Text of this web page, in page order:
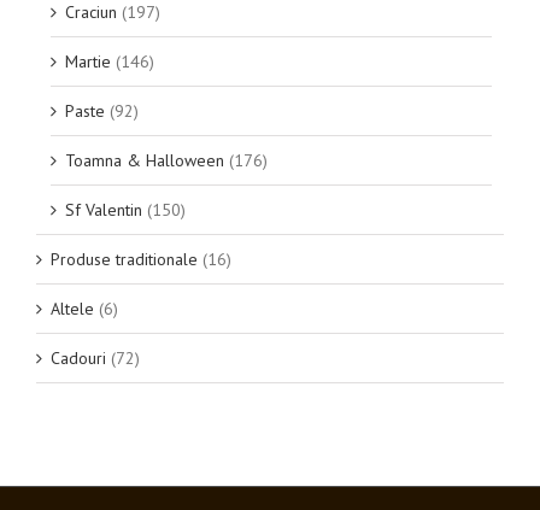
Craciun (197)
Martie (146)
Paste (92)
Toamna & Halloween (176)
Sf Valentin (150)
Produse traditionale (16)
Altele (6)
Cadouri (72)